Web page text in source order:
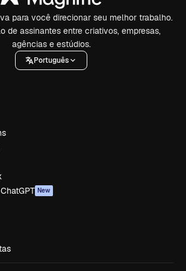
para você direcionar seu melhor trabalho.
de assinantes entre criativos, empresas,
agências e estúdios.
Português
New